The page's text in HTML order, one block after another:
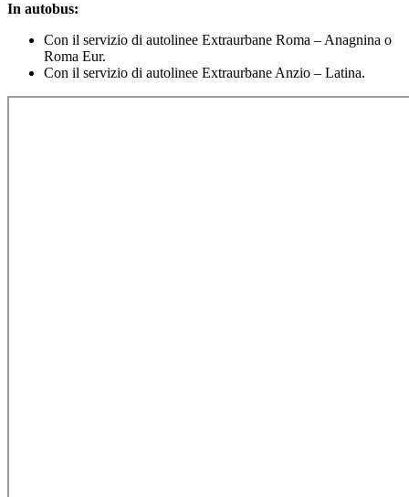
In autobus:
Con il servizio di autolinee Extraurbane Roma – Anagnina o
Roma Eur.
Con il servizio di autolinee Extraurbane Anzio – Latina.